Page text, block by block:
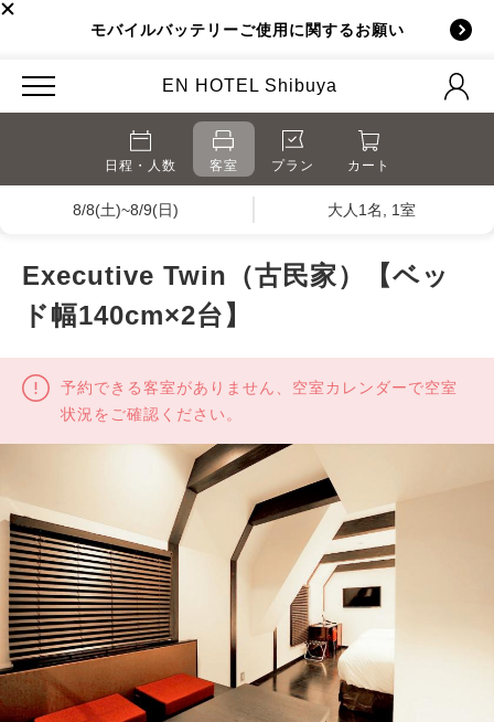
モバイルバッテリーご使用に関するお願い
EN HOTEL Shibuya
日程・人数 客室 プラン カート
8/8(土)~8/9(日) 大人1名, 1室
Executive Twin（古民家）【ベッ
ド幅140cm×2台】
予約できる客室がありません、空室カレンダーで空室
状況をご確認ください。